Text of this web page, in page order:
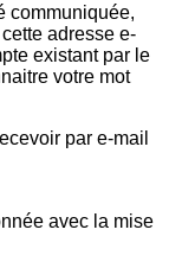
communiquée,
adresse e-
existant par le
votre mot
par e-mail
avec la mise